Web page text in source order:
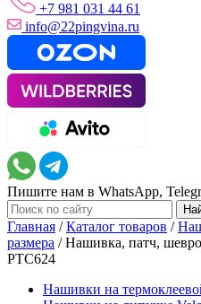
+7 981 031 44 61
info@22pingvina.ru
Пишите нам в WhatsApp,
Главная /Каталог товаров /
размера /Нашивка, патч,
PTC624
Нашивки на